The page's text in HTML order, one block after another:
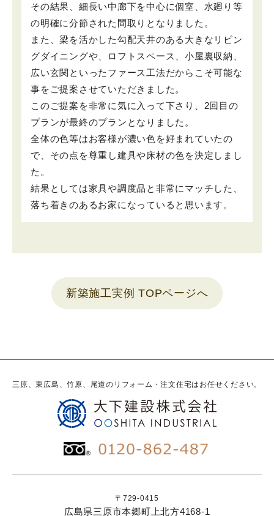
その結果、細長い中廊下を中心に個室、水廻り等
の明確に分節された間取りとなりました。
また、梁を活かした勾配天井のある大きなリビン
グダイニングや、ロフトスペース、小屋裏収納、
広い玄関といったファース工法だからこそ可能な
事をご提案させていただきました。
このご提案を非常に気に入って下さり、2回目の
プランが最終のプランとなりました。
全体の色等はお客様が濃い色を好まれていたの
で、その点を尊重し建具や床材の色を決定しまし
た。
結果としては家具や調度品と非常にマッチした、
落ち着きのあるお家になっていると思います。
新築施工実例 TOPページへ
三原、東広島、竹原、尾道のリフォーム・注文住宅はお任せください。
〒729-0415
広島県三原市本郷町上北方4168-1